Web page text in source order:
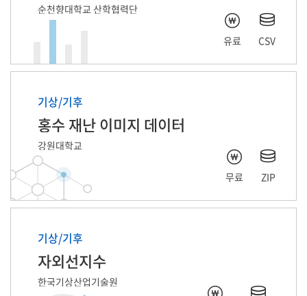
순천향대학교 산학협력단
유료 CSV
기상/기후
홍수 재난 이미지 데이터
강원대학교
무료 ZIP
기상/기후
자외선지수
한국기상산업기술원